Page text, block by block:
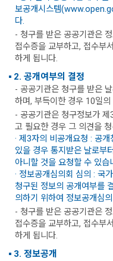
보공개시스템
다.
- 청구를 받은 공공기관은
접수증을 교부하고, 접수부
하게 됩니다.
2. 공개여부의 결정
- 공공기관은 청구를 받은
하며, 부득이한 경우 10일
- 공공기관은 청구정보가
고 필요한 경우 그 의견을
· 제3자의 비공개요청 : 공
있을 경우 통지받은 날로부
아니할 것을 요청할 수 있습
· 정보공개심의회 심의 : 국
청구된 정보의 공개여부를
의하기 위하여 정보공개심
- 청구를 받은 공공기관은
접수증을 교부하고, 접수부
하게 됩니다.
3. 정보공개